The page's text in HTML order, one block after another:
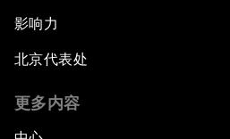
影响力
北京代表处
更多内容